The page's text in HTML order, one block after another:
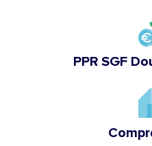
PPR SGF